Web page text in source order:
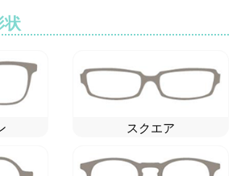
状
スクエア